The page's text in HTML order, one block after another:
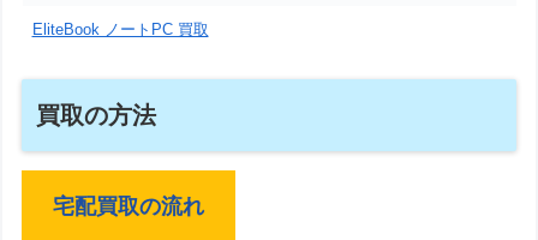
EliteBook ノートPC 買取
買取の方法
宅配買取の流れ